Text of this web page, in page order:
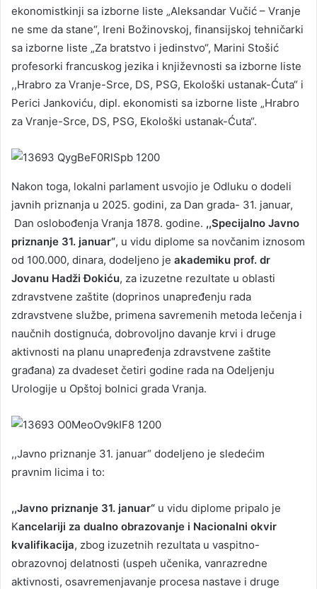
ekonomistkinji sa izborne liste „Aleksandar Vučić – Vranje
ne sme da stane“, Ireni Božinovskoj, finansijskoj tehničarki
sa izborne liste „Za bratstvo i jedinstvo“, Marini Stošić
profesorki francuskog jezika i književnosti sa izborne liste
,,Hrabro za Vranje-Srce, DS, PSG, Ekološki ustanak-Ćuta“ i
Perici Jankoviću, dipl. ekonomisti sa izborne liste „Hrabro
za Vranje-Srce, DS, PSG, Ekološki ustanak-Ćuta“.
Nakon toga, lokalni parlament usvojio je Odluku o dodeli
javnih priznanja u 2025. godini, za Dan grada- 31. januar,
Dan oslobođenja Vranja 1878. godine. ,,Specijalno Javno
priznanje 31. januar“, u vidu diplome sa novčanim iznosom
od 100.000, dinara, dodeljeno je akademiku prof. dr
Jovanu Hadži Đokiću, za izuzetne rezultate u oblasti
zdravstvene zaštite (doprinos unapređenju rada
zdravstvene službe, primena savremenih metoda lečenja i
naučnih dostignuća, dobrovoljno davanje krvi i druge
aktivnosti na planu unapređenja zdravstvene zaštite
građana) za dvadeset četiri godine rada na Odeljenju
Urologije u Opštoj bolnici grada Vranja.
,,Javno priznanje 31. januar“ dodeljeno je sledećim
pravnim licima i to:
,,Javno priznanje 31. januar“ u vidu diplome pripalo je
Kancelariji za dualno obrazovanje i Nacionalni okvir
kvalifikacija, zbog izuzetnih rezultata u vaspitno-
obrazovnoj delatnosti (uspeh učenika, vanrazredne
aktivnosti, osavremenjavanje procesa nastave i druge